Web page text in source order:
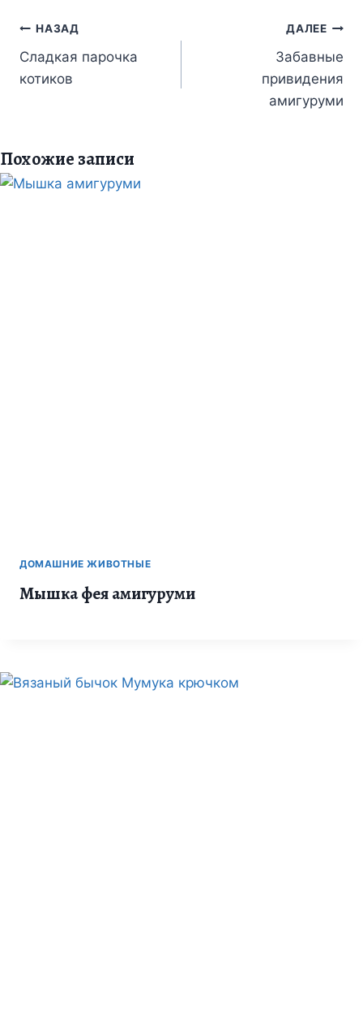
Навигация
по
записям
НАЗАД
Сладкая парочка
котиков
ДАЛЕЕ
Забавные
привидения
амигуруми
Похожие записи
ДОМАШНИЕ ЖИВОТНЫЕ
Мышка фея амигуруми